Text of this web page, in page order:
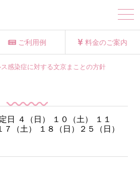
ご利用例 料金のご案内
感染症に対する文京まことの方針
日 ４（日） １０（土） １１
７（土） １８（日）
２５（日）